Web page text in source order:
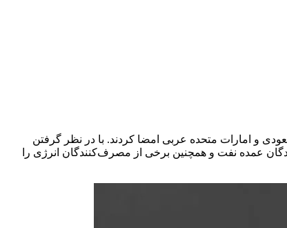
و امارات متحده عربی امضا کردند. با در نظر گرفتن
عمده نفت و همچنین برخی از مصرف‌کنندگان انرژی را